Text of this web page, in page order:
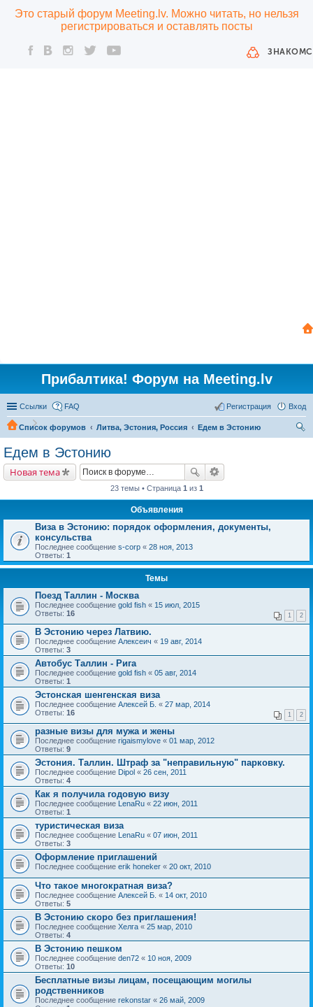
Это старый форум Meeting.lv. Можно читать, но нельзя
регистрироваться и оставлять посты
Прибалтика! Форум на Meeting.lv
Ссылки FAQ Вход
Регистрация
Список форумов Литва, Эстония, Россия
Едем в Эстонию
Едем в Эстонию
Новая тема
23 темы • Страница 1 из 1
Объявления
Виза в Эстонию: порядок оформления, документы,
консульства
Последнее сообщение s-corp « 28 ноя, 2013
Ответы: 1
Темы
Поезд Таллин - Москва
Последнее сообщение gold fish « 15 июл, 2015
Ответы: 16 1 2
В Эстонию через Латвию.
Последнее сообщение Алексеич « 19 авг, 2014
Ответы: 3
Автобус Таллин - Рига
Последнее сообщение gold fish « 05 авг, 2014
Ответы: 1
Эстонская шенгенская виза
Последнее сообщение Алексей Б. « 27 мар, 2014
Ответы: 16 1 2
разные визы для мужа и жены
Последнее сообщение rigaismylove « 01 мар, 2012
Ответы: 9
Эстония. Таллин. Штраф за "неправильную" парковку.
Последнее сообщение Dipol « 26 сен, 2011
Ответы: 4
Как я получила годовую визу
Последнее сообщение LenaRu « 22 июн, 2011
Ответы: 1
туристическая виза
Последнее сообщение LenaRu « 07 июн, 2011
Ответы: 3
Оформление приглашений
Последнее сообщение erik honeker « 20 окт, 2010
Что такое многократная виза?
Последнее сообщение Алексей Б. « 14 окт, 2010
Ответы: 5
В Эстонию скоро без приглашения!
Последнее сообщение Хелга « 25 мар, 2010
Ответы: 4
В Эстонию пешком
Последнее сообщение den72 « 10 ноя, 2009
Ответы: 10
Бесплатные визы лицам, посещающим могилы
родственников
Последнее сообщение rekonstar « 26 май, 2009